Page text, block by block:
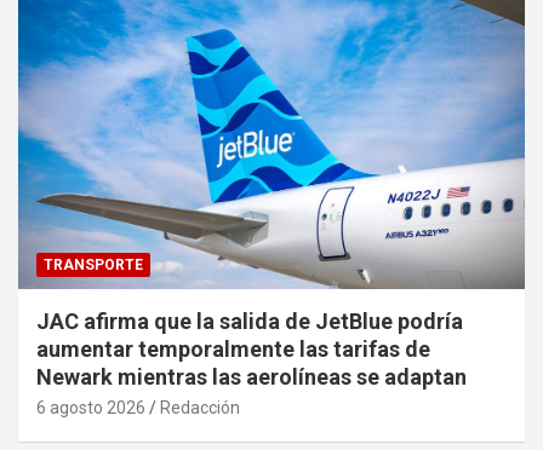
TRANSPORTE
JAC afirma que la salida de JetBlue podría
aumentar temporalmente las tarifas de
Newark mientras las aerolíneas se adaptan
6 agosto 2026 Redacción